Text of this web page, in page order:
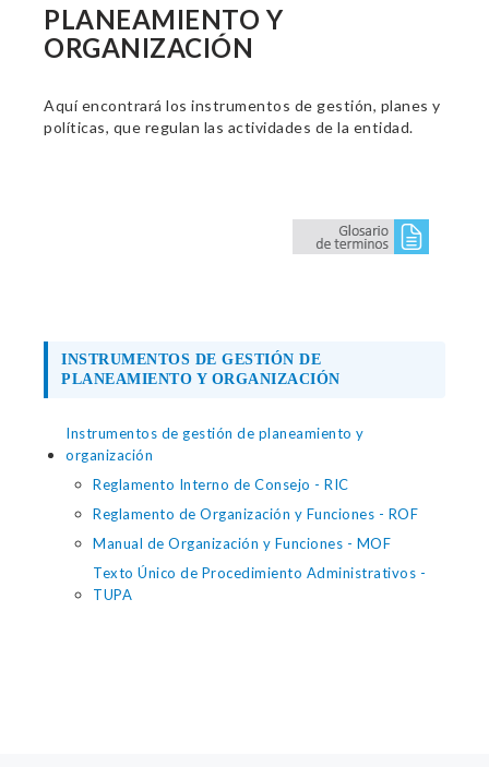
PLANEAMIENTO Y
ORGANIZACIÓN
Aquí encontrará los instrumentos de gestión, planes y
políticas, que regulan las actividades de la entidad.
INSTRUMENTOS DE GESTIÓN DE
PLANEAMIENTO Y ORGANIZACIÓN
Instrumentos de gestión de planeamiento y
organización
Reglamento Interno de Consejo - RIC
Reglamento de Organización y Funciones - ROF
Manual de Organización y Funciones - MOF
Texto Único de Procedimiento Administrativos -
TUPA